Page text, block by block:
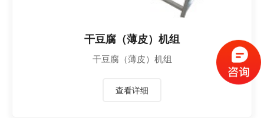
干豆腐（薄皮）机组
干豆腐（薄皮）机组
查看详细